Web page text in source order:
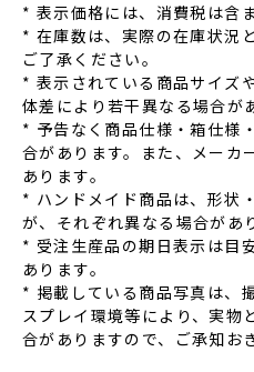
* 表⽰価格には、消費税は含
* 在庫数は、実際の在庫状況
ご了承ください。
* 表⽰されている商品サイズ
体差により若⼲異なる場合が
* 予告なく商品仕様‧箱仕様
合があります。また、メーカ
あります。
* ハンドメイド商品は、形
が、それぞれ異なる場合があ
* 受注⽣産品の期⽇表⽰は⽬
あります。
* 掲載している商品写真は、
スプレイ環境等により、実物
合がありますので、ご承知お